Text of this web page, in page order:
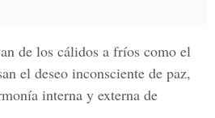
de los cálidos a fríos como el
el deseo inconsciente de paz,
interna y externa de